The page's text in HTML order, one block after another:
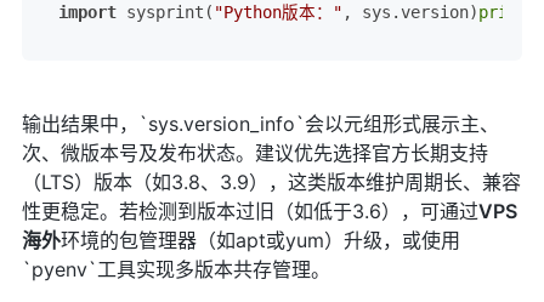
import sysprint( "Python版本：" , sys.version)print
输出结果中，`sys.version_info`会以元组形式展示主、
次、微版本号及发布状态。建议优先选择官方长期支持
（LTS）版本（如3.8、3.9），这类版本维护周期长、兼容
性更稳定。若检测到版本过旧（如低于3.6），可通过VPS
海外环境的包管理器（如apt或yum）升级，或使用
`pyenv`工具实现多版本共存管理。